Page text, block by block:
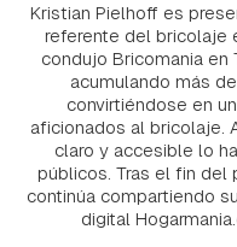
Kristian Pielhoff es
referente del bricolaje
condujo Bricomania en
acumulando más
convirtiéndose en
aficionados al bricolaje.
claro y accesible lo
públicos. Tras el fin
continúa compartiendo
digital